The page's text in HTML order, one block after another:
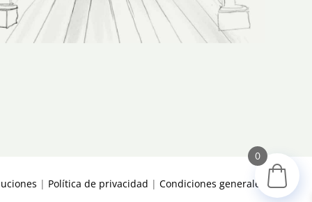
| Política de privacidad | Condiciones generales
0